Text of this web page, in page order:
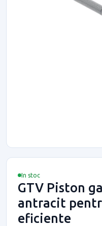
In stoc
GTV Piston
antracit
eficiente